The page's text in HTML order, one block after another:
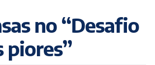
no “Desafio
piores”